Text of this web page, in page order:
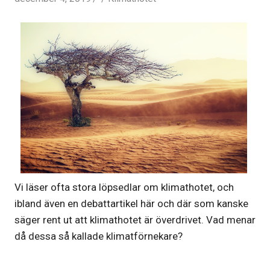
Vi läser ofta stora löpsedlar om klimathotet, och
ibland även en debattartikel här och där som kanske
säger rent ut att klimathotet är överdrivet. Vad menar
då dessa så kallade klimatförnekare?